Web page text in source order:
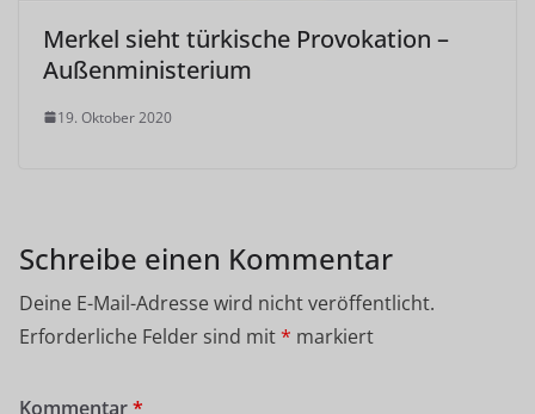
Merkel sieht türkische Provokation –
Außenministerium
19. Oktober 2020
Schreibe einen Kommentar
Deine E-Mail-Adresse wird nicht veröffentlicht.
Erforderliche Felder sind mit* markiert
Kommentar*